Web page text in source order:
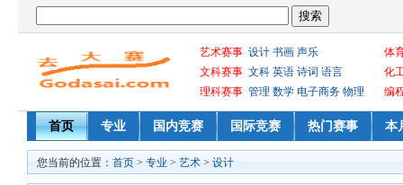
艺术赛事 设计 书画 声乐
文科赛事 文科 英语 诗词 语言
理科赛事 管理 数学 电子商务 物理
体
化
编
首页 专业 国内竞赛 国际竞赛 热门赛事 本
您当前的位置： 首页 > 专业 > 艺术 > 设计